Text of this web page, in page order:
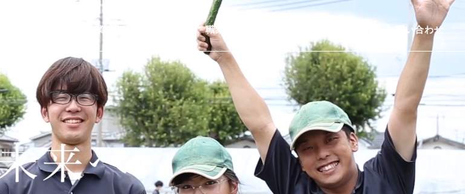
企業一覧 職業図鑑 お問い合わせ